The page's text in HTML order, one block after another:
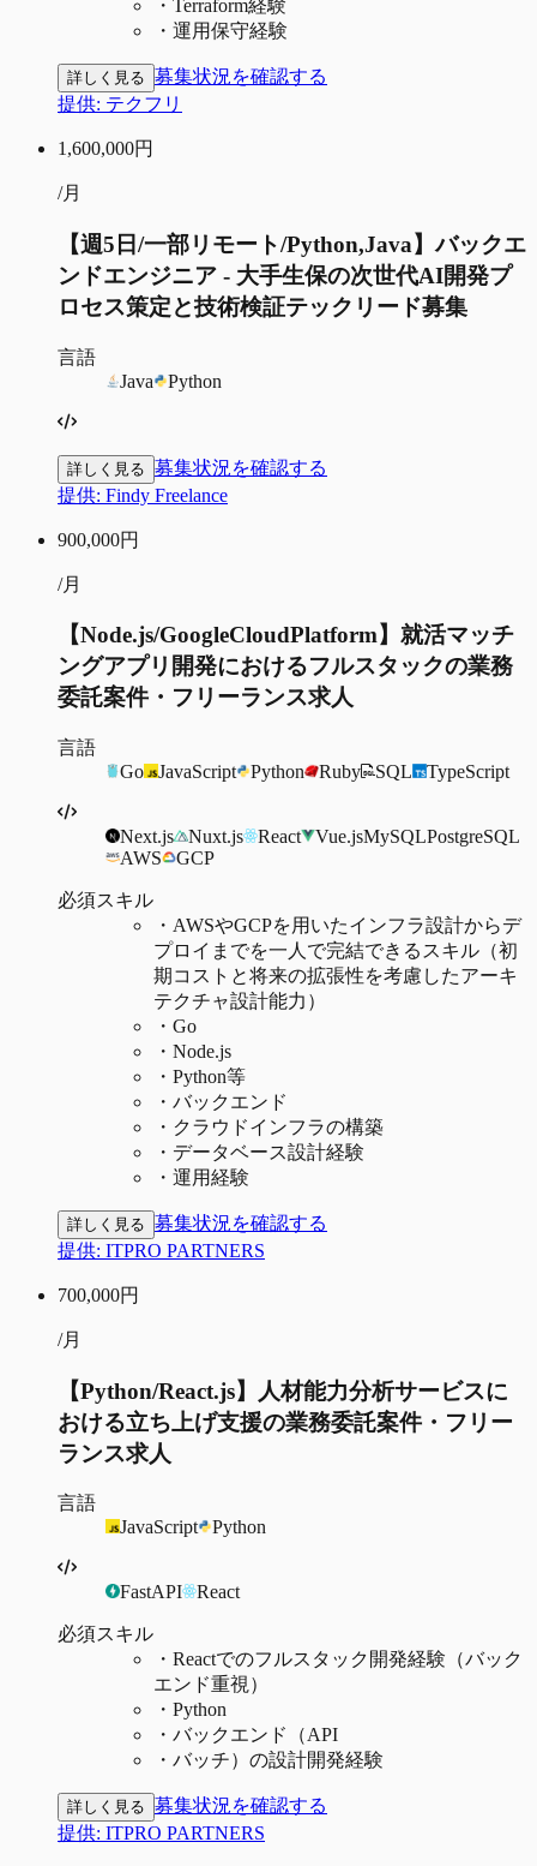
・ Terraform経験
・ 運用保守経験
詳しく見る 募集状況を確認する
提供: テクフリ
1,600,000円
/月
【週5日/一部リモート/Python,Java】バックエ
ンドエンジニア - 大手生保の次世代AI開発プ
ロセス策定と技術検証テックリード募集
言語
Java
Python
詳しく見る 募集状況を確認する
提供: Findy Freelance
900,000円
/月
【Node.js/GoogleCloudPlatform】就活マッチ
ングアプリ開発におけるフルスタックの業務
委託案件・フリーランス求人
言語
Go
JavaScript Python Ruby SQL TypeScript
Next.js Nuxt.js React Vue.jsMySQLPostgreSQL
AWS
GCP
必須スキル
・ AWSやGCPを用いたインフラ設計からデ
プロイまでを一人で完結できるスキル（初
期コストと将来の拡張性を考慮したアーキ
テクチャ設計能力）
・ Go
・ Node.js
・ Python等
・ バックエンド
・ クラウドインフラの構築
・ データベース設計経験
・ 運用経験
詳しく見る 募集状況を確認する
提供: ITPRO PARTNERS
700,000円
/月
【Python/React.js】人材能力分析サービスに
おける立ち上げ支援の業務委託案件・フリー
ランス求人
言語
JavaScript
Python
FastAPI React
必須スキル
・ Reactでのフルスタック開発経験（バック
エンド重視）
・ Python
・ バックエンド（API
・ バッチ）の設計開発経験
詳しく見る 募集状況を確認する
提供: ITPRO PARTNERS